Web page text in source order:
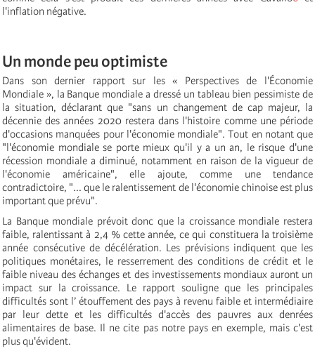
l'inflation négative.
Un monde peu optimiste
Dans son dernier rapport sur les « Perspectives de l'Économie
Mondiale », la Banque mondiale a dressé un tableau bien pessimiste de
la situation, déclarant que "sans un changement de cap majeur, la
décennie des années 2020 restera dans l'histoire comme une période
d'occasions manquées pour l'économie mondiale". Tout en notant que
"l'économie mondiale se porte mieux qu'il y a un an, le risque d'une
récession mondiale a diminué, notamment en raison de la vigueur de
l'économie américaine", elle ajoute, comme une tendance
contradictoire, "... que le ralentissement de l'économie chinoise est plus
important que prévu".
La Banque mondiale prévoit donc que la croissance mondiale restera
faible, ralentissant à 2,4 % cette année, ce qui constituera la troisième
année consécutive de décélération. Les prévisions indiquent que les
politiques monétaires, le resserrement des conditions de crédit et le
faible niveau des échanges et des investissements mondiaux auront un
impact sur la croissance. Le rapport souligne que les principales
difficultés sont l’ étouffement des pays à revenu faible et intermédiaire
par leur dette et les difficultés d'accès des pauvres aux denrées
alimentaires de base. Il ne cite pas notre pays en exemple, mais c'est
plus qu'évident.